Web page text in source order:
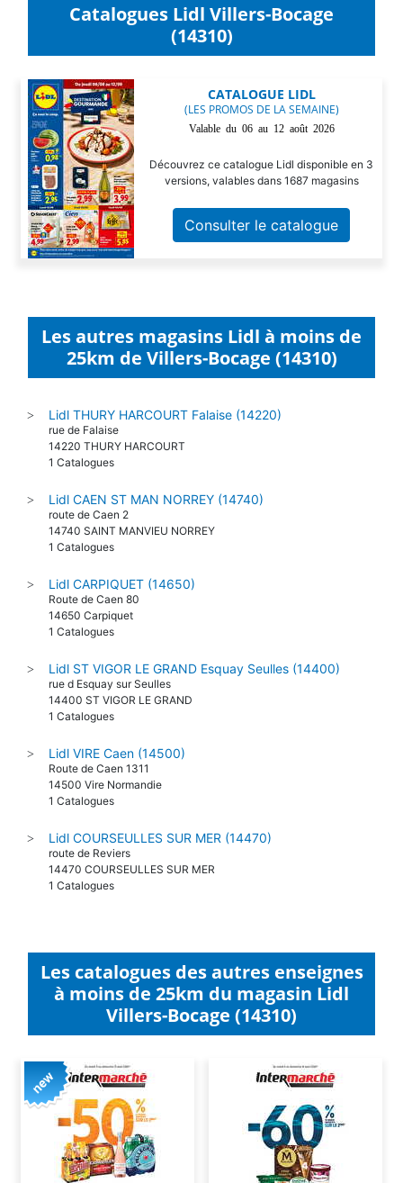
Catalogues Lidl Villers-Bocage
(14310)
CATALOGUE LIDL
(LES PROMOS DE LA SEMAINE)
Valable du 06 au 12 août 2026
Découvrez ce catalogue Lidl disponible en 3
versions, valables dans 1687 magasins
Consulter le catalogue
Les autres magasins Lidl à moins de
25km de Villers-Bocage (14310)
> Lidl THURY HARCOURT Falaise (14220)
rue de Falaise
14220 THURY HARCOURT
1 Catalogues
> Lidl CAEN ST MAN NORREY (14740)
route de Caen 2
14740 SAINT MANVIEU NORREY
1 Catalogues
> Lidl CARPIQUET (14650)
Route de Caen 80
14650 Carpiquet
1 Catalogues
> Lidl ST VIGOR LE GRAND Esquay Seulles (14400)
rue d Esquay sur Seulles
14400 ST VIGOR LE GRAND
1 Catalogues
> Lidl VIRE Caen (14500)
Route de Caen 1311
14500 Vire Normandie
1 Catalogues
> Lidl COURSEULLES SUR MER (14470)
route de Reviers
14470 COURSEULLES SUR MER
1 Catalogues
Les catalogues des autres enseignes
à moins de 25km du magasin Lidl
Villers-Bocage (14310)